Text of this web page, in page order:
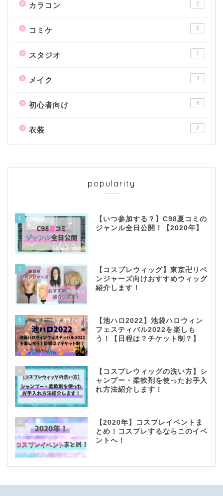
カラコン 2
コミケ 5
スタジオ 1
メイク 3
初心者向け 8
衣装 2
popularity
1
【いつ参加する？】C98夏コミの
ジャンル全日公開！【2020年】
2
【コスプレウィッグ】東京卍リベ
ンジャーズ向けおすすめウィッグ
紹介します！
3
【池ハロ2022】池袋ハロウィン
フェスティバル2022を楽しも
う！【日程は？チケット制？】
4
【コスプレウィッグの洗い方】シ
ャンプー・柔軟剤を使ったお手入
れ方法紹介します！
5
【2020年】コスプレイベントま
とめ！コスプレするならこのイベ
ントへ！